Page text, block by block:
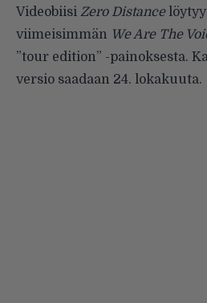
Videobiisi Zero Distancelöytyy
viimeisimmän We Are The
”tour edition” -painoksesta.
versio saadaan 24. lokakuuta.